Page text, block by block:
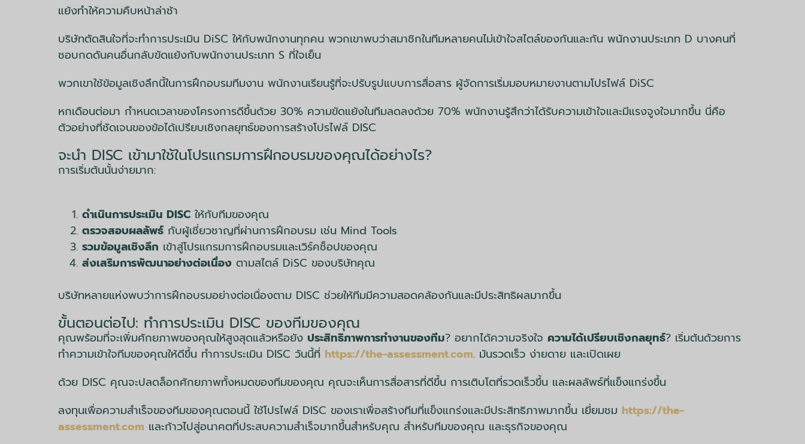
แย้งทำให้ความคืบหน้าล่าช้า
บริษัทตัดสินใจที่จะทำการประเมิน DiSC ให้กับพนักงานทุกคน พวกเขาพบว่าสมาชิกในทีมหลายคนไม่เข้าใจสไตล์ของกันและกัน พนักงานประเภท D บางคนที่
ชอบกดดันคนอื่นกลับขัดแย้งกับพนักงานประเภท S ที่ใจเย็น
พวกเขาใช้ข้อมูลเชิงลึกนี้ในการฝึกอบรมทีมงาน พนักงานเรียนรู้ที่จะปรับรูปแบบการสื่อสาร ผู้จัดการเริ่มมอบหมายงานตามโปรไฟล์ DiSC
หกเดือนต่อมา กำหนดเวลาของโครงการดีขึ้นด้วย 30% ความขัดแย้งในทีมลดลงด้วย 70% พนักงานรู้สึกว่าได้รับความเข้าใจและมีแรงจูงใจมากขึ้น นี่คือ
ตัวอย่างที่ชัดเจนของข้อได้เปรียบเชิงกลยุทธ์ของการสร้างโปรไฟล์ DISC
จะนำ DISC เข้ามาใช้ในโปรแกรมการฝึกอบรมของคุณได้อย่างไร?
การเริ่มต้นนั้นง่ายมาก:
ดำเนินการประเมิน DISC ให้กับทีมของคุณ
ตรวจสอบผลลัพธ์ กับผู้เชี่ยวชาญที่ผ่านการฝึกอบรม เช่น Mind Tools
รวมข้อมูลเชิงลึก เข้าสู่โปรแกรมการฝึกอบรมและเวิร์คช็อปของคุณ
ส่งเสริมการพัฒนาอย่างต่อเนื่อง ตามสไตล์ DiSC ของบริษัทคุณ
บริษัทหลายแห่งพบว่าการฝึกอบรมอย่างต่อเนื่องตาม DISC ช่วยให้ทีมมีความสอดคล้องกันและมีประสิทธิผลมากขึ้น
ขั้นตอนต่อไป: ทำการประเมิน DISC ของทีมของคุณ
คุณพร้อมที่จะเพิ่มศักยภาพของคุณให้สูงสุดแล้วหรือยัง ประสิทธิภาพการทำงานของทีม? อยากได้ความจริงใจ ความได้เปรียบเชิงกลยุทธ์? เริ่มต้นด้วยการ
ทำความเข้าใจทีมของคุณให้ดีขึ้น ทำการประเมิน DISC วันนี้ที่ https://the-assessment.com. มันรวดเร็ว ง่ายดาย และเปิดเผย
ด้วย DISC คุณจะปลดล็อกศักยภาพทั้งหมดของทีมของคุณ คุณจะเห็นการสื่อสารที่ดีขึ้น การเติบโตที่รวดเร็วขึ้น และผลลัพธ์ที่แข็งแกร่งขึ้น
ลงทุนเพื่อความสำเร็จของทีมของคุณตอนนี้ ใช้โปรไฟล์ DISC ของเราเพื่อสร้างทีมที่แข็งแกร่งและมีประสิทธิภาพมากขึ้น เยี่ยมชม https://the-
assessment.com และก้าวไปสู่อนาคตที่ประสบความสำเร็จมากขึ้นสำหรับคุณ สำหรับทีมของคุณ และธุรกิจของคุณ